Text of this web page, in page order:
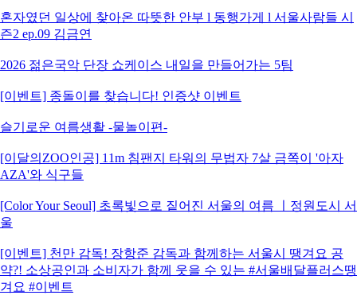
혼자였던 일상에 찾아온 따뜻한 안부 l 동행가게 l 서울사람들 시
즌2 ep.09 김금연
2026 젊은국악 단장 쇼케이스 내일을 만들어가는 5팀
[이벤트] 종돌이를 찾습니다! 인증샷 이벤트
슬기로운 여름생활 -물놀이편-
[이달의ZOO인공] 11m 침팬지 타워의 무법자 7살 금쪽이 '아자
AZA'와 식구들
[Color Your Seoul] 초록빛으로 짙어진 서울의 여름 ㅣ정원도시 서
울
[이벤트] 천만 감독! 장항준 감독과 함께하는 서울시 땡겨요 공
약?! 소상공인과 소비자가 함께 웃을 수 있는 #서울배달플러스땡
겨요 #이벤트